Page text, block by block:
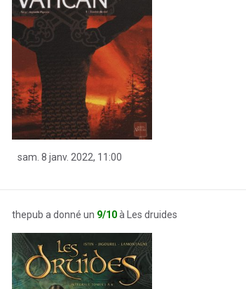
sam. 8 janv. 2022, 11:00
thepub a donné un 9/10à Les druides